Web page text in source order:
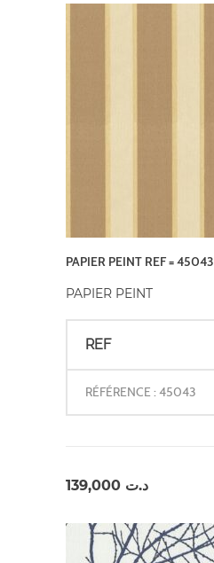
PAPIER PEINT REF = 45043
PAPIER PEINT
REF
RÉFÉRENCE : 45043
د.ت